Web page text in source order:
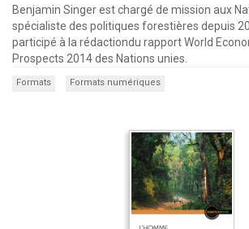
Benjamin Singer est chargé de mission aux
spécialiste des politiques forestières depuis
participé à la rédactiondu rapport World
Prospects 2014 des Nations unies.
Formats Formats numériques